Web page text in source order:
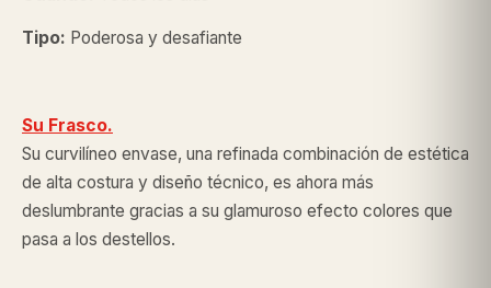
Tipo: Poderosa y desafiante
Su Frasco.
Su curvilíneo envase, una refinada combinación de estética
de alta costura y diseño técnico, es ahora más
deslumbrante gracias a su glamuroso efecto colores que
pasa a los destellos.